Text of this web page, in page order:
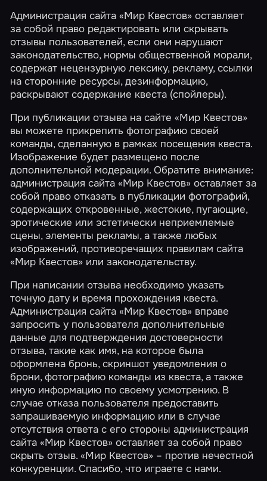
Администрация сайта «Мир Квестов» оставляет
за собой право редактировать или скрывать
отзывы пользователей, если они нарушают
законодательство, нормы общественной морали,
содержат нецензурную лексику, рекламу, ссылки
на сторонние ресурсы, дезинформацию,
раскрывают содержание квеста (спойлеры).
При публикации отзыва на сайте «Мир Квестов»
вы можете прикрепить фотографию своей
команды, сделанную в рамках посещения квеста.
Изображение будет размещено после
дополнительной модерации. Обратите внимание:
администрация сайта «Мир Квестов» оставляет за
собой право отказать в публикации фотографий,
содержащих откровенные, жестокие, пугающие,
эротические или эстетически неприемлемые
сцены, элементы рекламы, а также любых
изображений, противоречащих правилам сайта
«Мир Квестов» или законодательству.
При написании отзыва необходимо указать
точную дату и время прохождения квеста.
Администрация сайта «Мир Квестов» вправе
запросить у пользователя дополнительные
данные для подтверждения достоверности
отзыва, такие как имя, на которое была
оформлена бронь, скриншот уведомления о
брони, фотографию команды из квеста, а также
иную информацию по своему усмотрению. В
случае отказа пользователя предоставить
запрашиваемую информацию или в случае
отсутствия ответа с его стороны администрация
сайта «Мир Квестов» оставляет за собой право
скрыть отзыв. «Мир Квестов» – против нечестной
конкуренции. Спасибо, что играете с нами.